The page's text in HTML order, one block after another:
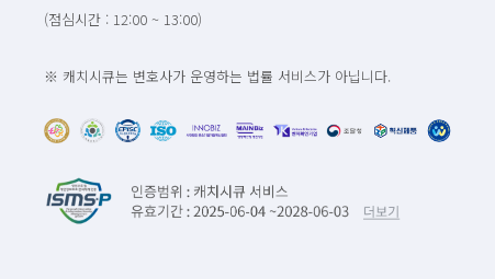
(점심시간 : 12:00 ~ 13:00)
※ 캐치시큐는 변호사가 운영하는 법률 서비스가 아닙니다.